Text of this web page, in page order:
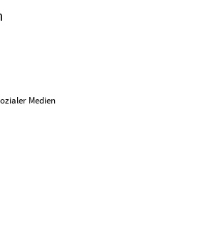
Medien